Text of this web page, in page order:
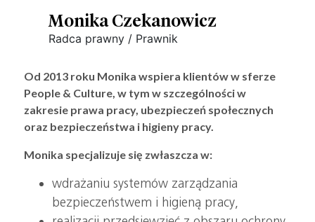
Monika Czekanowicz
Radca prawny / Prawnik
Od 2013 roku Monika wspiera klientów w sferze
People & Culture, w tym w szczególności w
zakresie prawa pracy, ubezpieczeń społecznych
oraz bezpieczeństwa i higieny pracy.
Monika specjalizuje się zwłaszcza w:
wdrażaniu systemów zarządzania
bezpieczeństwem i higieną pracy,